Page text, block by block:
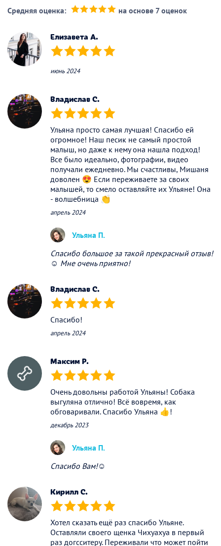
Средняя оценка: на основе 7 оценок
Елизавета А.
(*) (*) (*) (*) (*)
июнь 2024
Владислав С.
(*) (*) (*) (*) (*)
Ульяна просто самая лучшая! Спасибо ей
огромное! Наш песик не самый простой
малыш, но даже к нему она нашла подход!
Все было идеально, фотографии, видео
получали ежедневно. Мы счастливы, Мишаня
доволен 😍 Если переживаете за своих
малышей, то смело оставляйте их Ульяне! Она
- волшебница 👏
апрель 2024
Ульяна П.
Спасибо большое за такой прекрасный отзыв!
☺️ Мне очень приятно!
Владислав С.
(*) (*) (*) (*) (*)
Спасибо!
апрель 2024
Максим Р.
(*) (*) (*) (*) (*)
Очень довольны работой Ульяны! Собака
выгуляна отлично! Всё вовремя, как
обговаривали. Спасибо Ульяна 👍!
декабрь 2023
Ульяна П.
Спасибо Вам!☺️
Кирилл С.
(*) (*) (*) (*) (*)
Хотел сказать ещё раз спасибо Ульяне.
Оставляли своего щенка Чихуахуа в первый
раз догсситеру. Переживали что может пойти